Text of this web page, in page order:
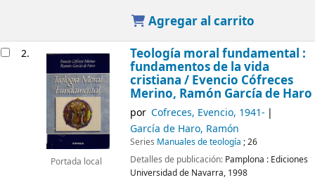
Agregar al carrito
2.
Portada local
Teología moral fundamental :
fundamentos de la vida
cristiana / Evencio Cófreces
Merino, Ramón García de Haro
por Cofreces, Evencio, 1941-
García de Haro, Ramón
Series Manuales de teología ; 26
Detalles de publicación: Pamplona : Ediciones
Universidad de Navarra, 1998